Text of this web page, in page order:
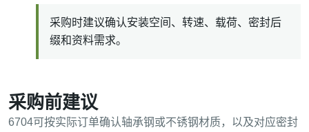
采购时建议确认安装空间、转速、载荷、密封后
缀和资料需求。
采购前建议
6704可按实际订单确认轴承钢或不锈钢材质，以及对应密封